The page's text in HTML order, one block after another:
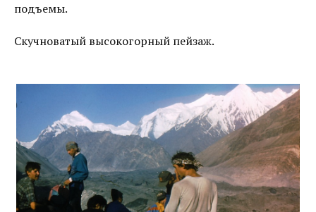
подъемы.
Скучноватый высокогорный пейзаж.